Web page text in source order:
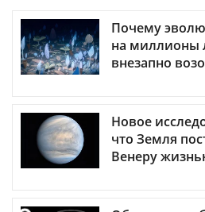
Почему
на миллионы
внезапно
Новое
что Земля
Венеру